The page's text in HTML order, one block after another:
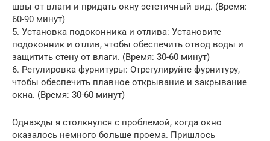
швы от влаги и придать окну эстетичный вид. (Время:
60-90 минут)
5. Установка подоконника и отлива: Установите
подоконник и отлив, чтобы обеспечить отвод воды и
защитить стену от влаги. (Время: 30-60 минут)
6. Регулировка фурнитуры: Отрегулируйте фурнитуру,
чтобы обеспечить плавное открывание и закрывание
окна. (Время: 30-60 минут)
Однажды я столкнулся с проблемой, когда окно
оказалось немного больше проема. Пришлось